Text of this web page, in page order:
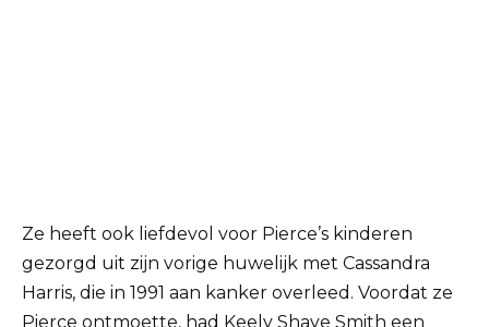
Ze heeft ook liefdevol voor Pierce’s kinderen
gezorgd uit zijn vorige huwelijk met Cassandra
Harris, die in 1991 aan kanker overleed. Voordat ze
Pierce ontmoette, had Keely Shaye Smith een